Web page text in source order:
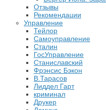
Отзывы
Рекомендации
Управление
Тейлор
Самоуправление
Сталин
ГосУправление
Станиславский
Фрэнсис Бэкон
В.Тарасов
Лиддел Гарт
криминал
Друкер